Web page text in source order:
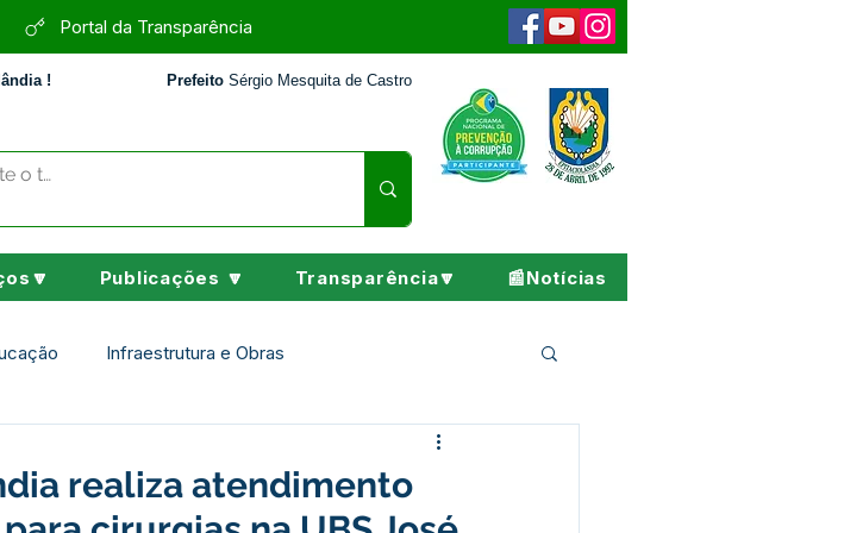
Portal da Transparência
! Prefeito Sérgio Mesquita de Castro
Publicações 🔽 Transparência🔽 📰Notícias
Infraestrutura e Obras
realiza atendimento